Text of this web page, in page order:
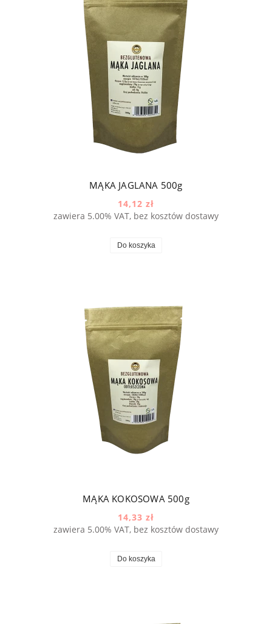
MĄKA JAGLANA 500g
14,12 zł
zawiera 5.00% VAT, bez kosztów dostawy
Do koszyka
MĄKA KOKOSOWA 500g
14,33 zł
zawiera 5.00% VAT, bez kosztów dostawy
Do koszyka